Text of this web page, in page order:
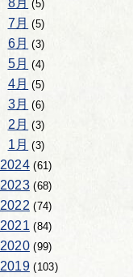
8月 (5)
7月 (5)
6月 (3)
5月 (4)
4月 (5)
3月 (6)
2月 (3)
1月 (3)
2024(61)
2023(68)
2022 (74)
2021(84)
2020(99)
2019(103)